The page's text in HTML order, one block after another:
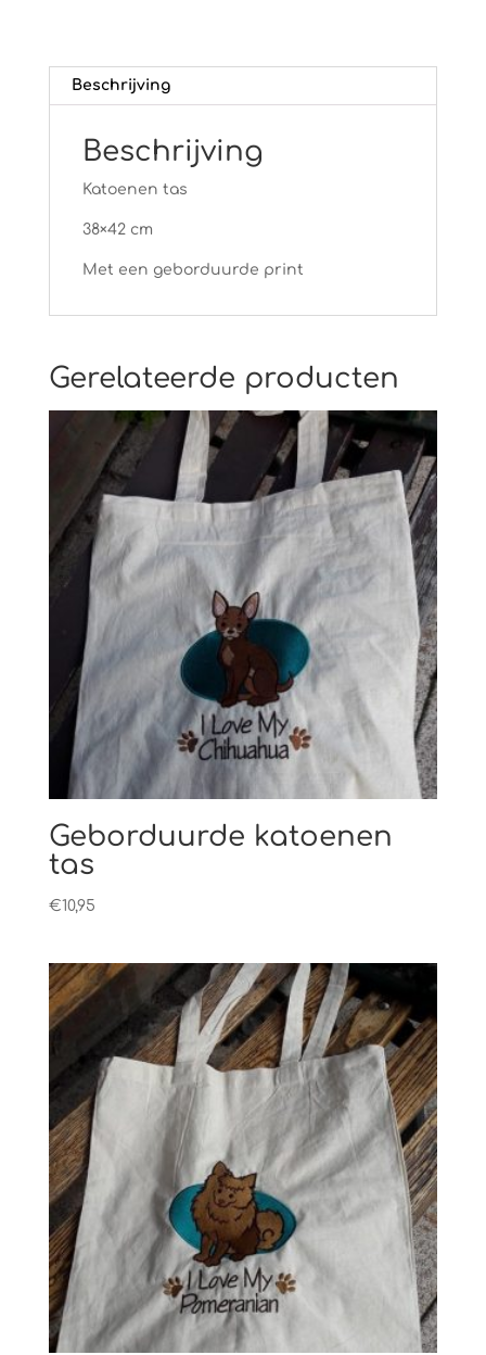
Beschrijving
Beschrijving
Katoenen tas
38×42 cm
Met een geborduurde print
Gerelateerde producten
Geborduurde katoenen
tas
€10,95